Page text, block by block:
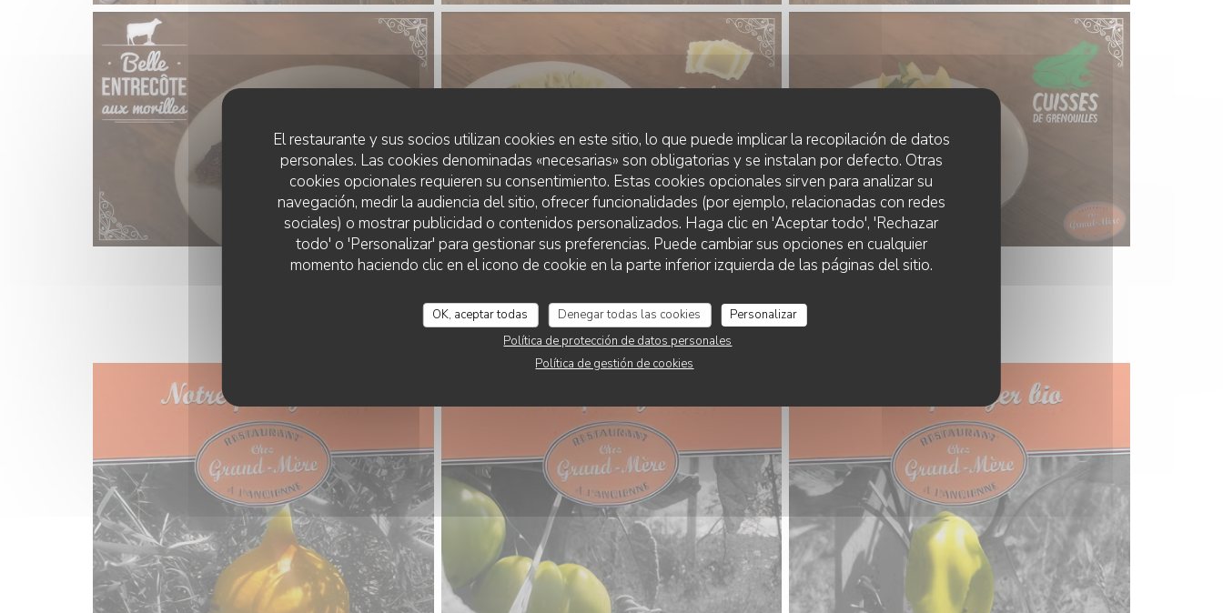
El restaurante y sus socios utilizan cookies en este sitio, lo que puede implicar la recopilación de datos
personales. Las cookies denominadas «necesarias» son obligatorias y se instalan por defecto. Otras
cookies opcionales requieren su consentimiento. Estas cookies opcionales sirven para analizar su
navegación, medir la audiencia del sitio, ofrecer funcionalidades (por ejemplo, relacionadas con redes
sociales) o mostrar publicidad o contenidos personalizados. Haga clic en 'Aceptar todo', 'Rechazar
todo' o 'Personalizar' para gestionar sus preferencias. Puede cambiar sus opciones en cualquier
momento haciendo clic en el icono de cookie en la parte inferior izquierda de las páginas del sitio.
OK, aceptar todas Denegar todas las cookies
Personalizar
Política de protección de datos personales
Política de gestión de cookies
LE POTAGER
CHEZ GRAND-MÈRE